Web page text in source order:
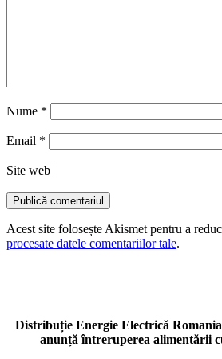
Nume *
Email *
Site web
Acest site folosește Akismet pentru a
procesate datele comentariilor tale.
Distribuție Energie Electrică
anunță întreruperea alimentării